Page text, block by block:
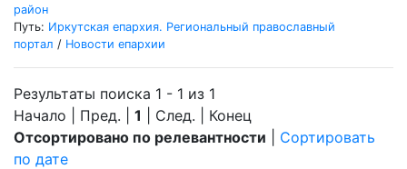
район
Путь: Иркутская епархия. Региональный православный
портал / Новости епархии
Результаты поиска 1 - 1 из 1
Начало | Пред. | 1 | След. | Конец
Отсортировано по релевантности
Сортировать
по дате